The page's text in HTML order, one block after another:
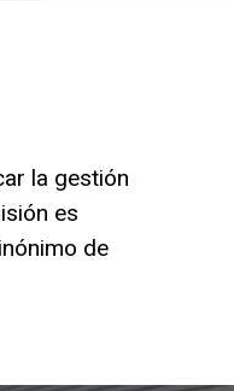
la gestión
es
de